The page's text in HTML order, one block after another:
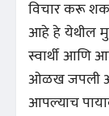
विचार करू
आहे हे येथील
स्वार्थी आणि
ओळख जपली
आपल्याच